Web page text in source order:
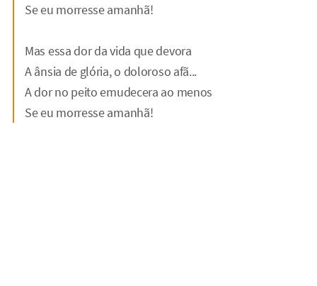
Se eu morresse amanhã!
Mas essa dor da vida que devora
A ânsia de glória, o doloroso afã...
A dor no peito emudecera ao menos
Se eu morresse amanhã!